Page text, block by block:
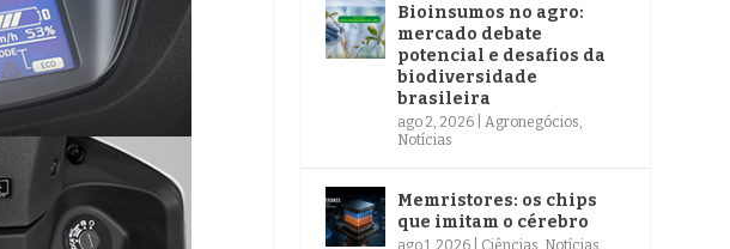
Bioinsumos no agro:
mercado debate
potencial e desafios da
biodiversidade
brasileira
ago 2, 2026 |Agronegócios,
Notícias
Memristores: os chips
que imitam o cérebro
ago 1, 2026 Ciências Notícias